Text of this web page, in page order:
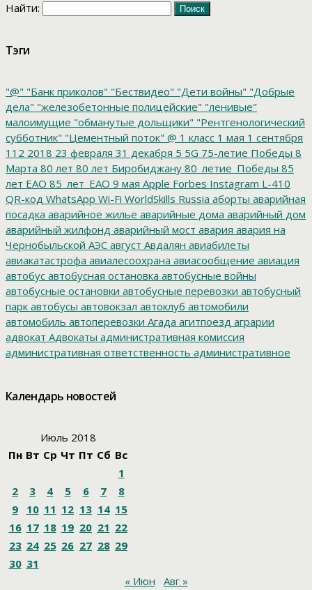
Найти:
Тэги
"@" "Банк приколов" "Бествидео" "Дети войны" "Добрые
дела" "железобетонные полицейские" "ленивые"
малоимущие "обманутые дольщики" "Рентгенологический
субботник" "Цементный поток" @ 1 класс 1 мая 1 сентября
112 2018 23 февраля 31 декабря 5 5G 75-летие Победы 8
Марта 80 лет 80 лет Биробиджану 80_летие_Победы 85
лет ЕАО 85_лет_ЕАО 9 мая Apple Forbes Instagram L-410
QR-код WhatsApp Wi-Fi WorldSkills Russia аборты аварийная
посадка аварийное жилье аварийные дома аварийный дом
аварийный жилфонд аварийный мост авария авария на
Чернобыльской АЭС август Авдалян авиабилеты
авиакатастрофа авиалесоохрана авиасообщение авиация
автобус автобусная остановка автобусные войны
автобусные остановки автобусные перевозки автобусный
парк автобусы автовокзал автоклуб автомобили
автомобиль автоперевозки Агада агитпоезд аграрии
адвокат Адвокаты административная комиссия
административная ответственность административное
БуксманАлександр Винников
Александр Соловьев
Филиппова Алексей Корниенко
Алексей Черный
Алисаалкоголизация Алкоголь
аллергияальманахАмур
Анатолий СкоробогатовАнгелы мира
Андрей ГолубьАндрей Драчев
Кузнецова
антивандальные мерыантикоррупционное
Календарь новостей
Июль 2018
Пн Вт Ср Чт Пт Сб Вс
1
2
3 4 5 6 7
8
9
10 11 12 13 14 15
16 17 18 19 20 21 22
23 24 25 26 27 28 29
30 31
« Июн
Авг »